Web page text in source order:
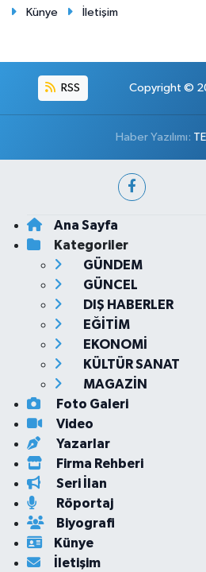
Künye İletişim
RSS Copyright ©
Haber Yazılımı:
Ana Sayfa
Kategoriler
GÜNDEM
GÜNCEL
DIŞ HABERLER
EĞİTİM
EKONOMİ
KÜLTÜR SANAT
MAGAZİN
Foto Galeri
Video
Yazarlar
Firma Rehberi
Seri İlan
Röportaj
Biyografi
Künye
İletişim